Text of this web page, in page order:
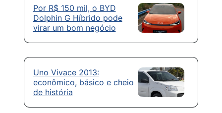
Por R$ 150 mil, o BYD
Dolphin G Híbrido pode
virar um bom negócio
Uno Vivace 2013:
econômico, básico e cheio
de história